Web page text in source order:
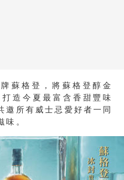
蘇格登，將蘇格登醇金
造今夏最富含香甜豐味
邀所有威士忌愛好者一同
味。